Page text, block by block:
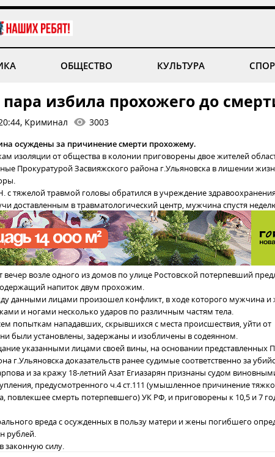
ОБЩЕСТВО КУЛЬТУРА
избила прохожего до
Криминал 3003
осуждены за причинение смерти прохожему.
изоляции от общества в колонии приговорены двое жителей
Прокуратурой Засвияжского района г.Ульяновска в лишении
с тяжелой травмой головы обратился в учреждение
доставленным в травматологический центр, мужчина спустя
вечер возле одного из домов по улице Ростовской потерпевший
напиток двум прохожим.
данными лицами произошел конфликт, в ходе которого мужчина
и ногами несколько ударов по различным частям тела.
попыткам нападавших, скрывшихся с места происшествия, уйти от
были установлены, задержаны и изобличены в содеянном.
указанными лицами своей вины, на основании представленных
г.Ульяновска доказательств ранее судимые соответственно за
и за кражу 18-летний Азат Егиазарян признаны судом
предусмотренного ч.4 ст.111 (умышленное причинение
повлекшее смерть потерпевшего) УК РФ, и приговорены к 10,5 и 7
вреда с осужденных в пользу матери и жены погибшего
рублей.
законную силу.